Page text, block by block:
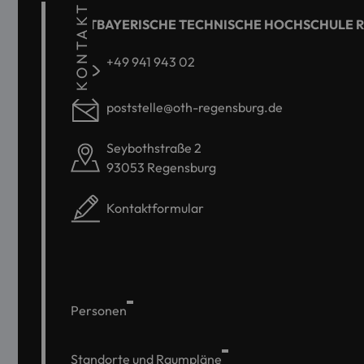
KONTAKT
OSTBAYERISCHE TECHNISCHE HOCHSCHULE
+49 941 943 02
poststelle@oth-regensburg.de
Seybothstraße 2
93053 Regensburg
Kontaktformular
Personen
Standorte und Raumpläne